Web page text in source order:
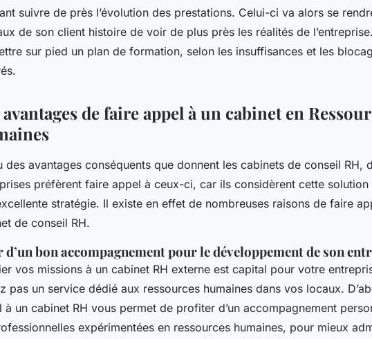
suivre de près l’évolution des prestations. Celui-ci va alors se
de son client histoire de voir de plus près les réalités de
sur pied un plan de formation, selon les insuffisances et les
avantages de faire appel à un cabinet en
des avantages conséquents que donnent les cabinets de conseil RH,
préfèrent faire appel à ceux-ci, car ils considèrent cette solution
stratégie. Il existe en effet de nombreuses raisons de faire
de conseil RH.
d’un bon accompagnement pour le développement de son
vos missions à un cabinet RH externe est capital pour votre
pas un service dédié aux ressources humaines dans vos locaux.
à un cabinet RH vous permet de profiter d’un accompagnement
expérimentées en ressources humaines, pour mieux